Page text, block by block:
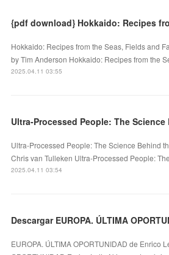
{pdf download} Hokkaido: Recipes
Hokkaido: Recipes from the Seas, Fields and
by Tim Anderson Hokkaido: Recipes from the
2025.04.11 03:55
Ultra-Processed People: The Science Behind
Chris van Tulleken Ultra-Processed People:
2025.04.11 03:54
Descargar EUROPA. ÚLTIMA
EUROPA. ÚLTIMA OPORTUNIDAD de Enrico